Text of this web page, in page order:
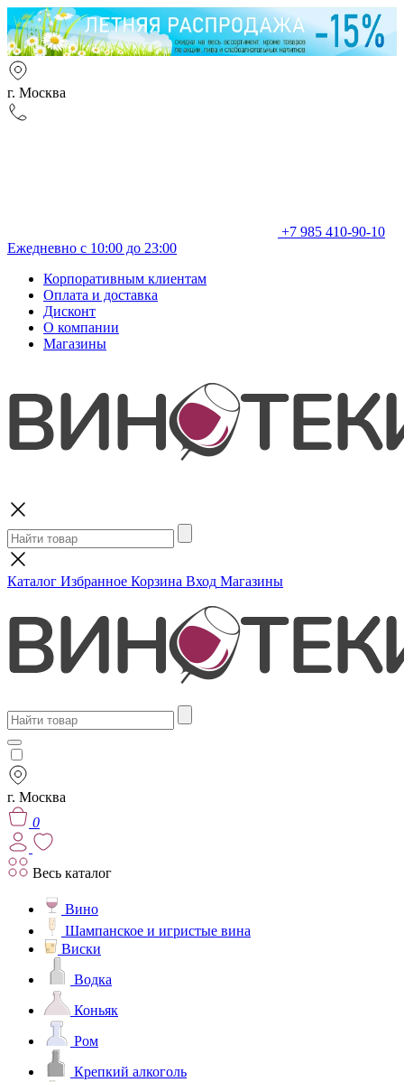
г. Москва
+7 985 410-90-10
Ежедневно с 10:00 до 23:00
Корпоративным клиентам
Оплата и доставка
Дисконт
О компании
Магазины
Каталог Избранное Корзина Вход Магазины
г. Москва
0
Весь каталог
Вино
Шампанское и игристые вина
Виски
Водка
Коньяк
Ром
Крепкий алкоголь